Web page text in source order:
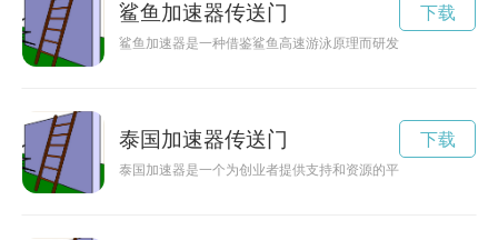
鲨鱼加速器传送门
鲨鱼加速器是一种借鉴鲨鱼高速游泳原理而研发的新型科技产
下载
泰国加速器传送门
泰国加速器是一个为创业者提供支持和资源的平台，帮助他们
下载